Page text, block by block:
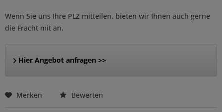
Wenn Sie uns Ihre PLZ mitteilen, bieten wir Ihnen auch gerne
die Fracht mit an.
Hier Angebot anfragen >>
Merken Bewerten